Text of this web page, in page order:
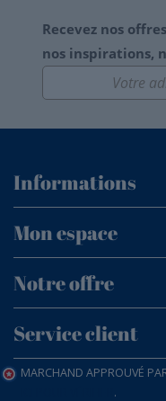
Recevez nos
nos inspirations,
Informations
Mon espace
Notre offre
Service client
MARCHAND APPROUVÉ
.